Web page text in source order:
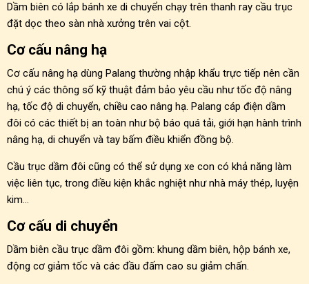
Dầm biên có lắp bánh xe di chuyển chạy trên thanh ray cầu trục
đặt dọc theo sàn nhà xưởng trên vai cột.
Cơ cấu nâng hạ
Cơ cấu nâng hạ dùng Palang thường nhập khẩu trực tiếp nên cần
chú ý các thông số kỹ thuật đảm bảo yêu cầu như tốc độ nâng
hạ, tốc độ di chuyển, chiều cao nâng hạ. Palang cáp điện dầm
đôi có các thiết bị an toàn như bộ báo quá tải, giới hạn hành trình
nâng hạ, di chuyển và tay bấm điều khiển đồng bộ.
Cầu trục dầm đôi cũng có thể sử dụng xe con có khả năng làm
việc liên tục, trong điều kiện khắc nghiệt như nhà máy thép, luyện
kim…
Cơ cấu di chuyển
Dầm biên cầu trục dầm đôi gồm: khung dầm biên, hộp bánh xe,
động cơ giảm tốc và các đầu đấm cao su giảm chấn.